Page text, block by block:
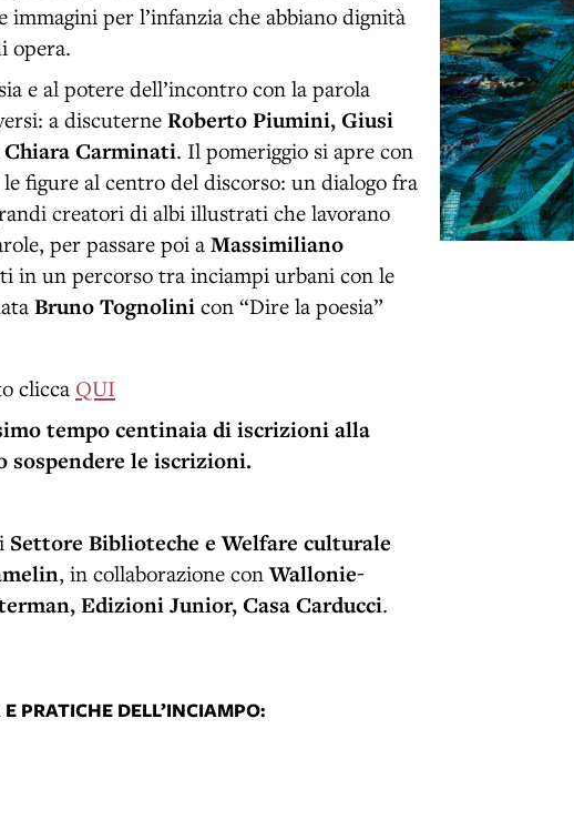
per l’infanzia che abbiano dignità
opera.
e al potere dell’incontro con la parola
a discuterne Roberto Piumini, Giusi
Chiara Carminati. Il pomeriggio si apre con
figure al centro del discorso: un dialogo fra
creatori di albi illustrati che lavorano
per passare poi a Massimiliano
in un percorso tra inciampi urbani con le
Bruno Tognolini con “Dire la poesia”
clicca QUI
tempo centinaia di iscrizioni alla
sospendere le iscrizioni.
Settore Biblioteche e Welfare culturale
, in collaborazione conWallonie-
Edizioni Junior, Casa Carducci.
PRATICHE DELL’INCIAMPO: